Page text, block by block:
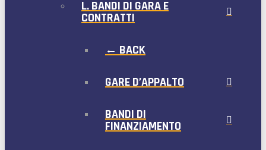
L. BANDI DI GARA E
CONTRATTI
← BACK
GARE D’APPALTO
BANDI DI
FINANZIAMENTO